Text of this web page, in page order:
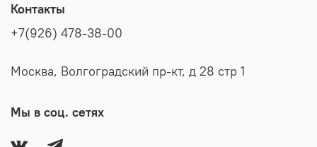
Контакты
+7(926) 478-38-00
Москва, Волгоградский пр-кт, д 28 стр 1
Мы в соц. сетях